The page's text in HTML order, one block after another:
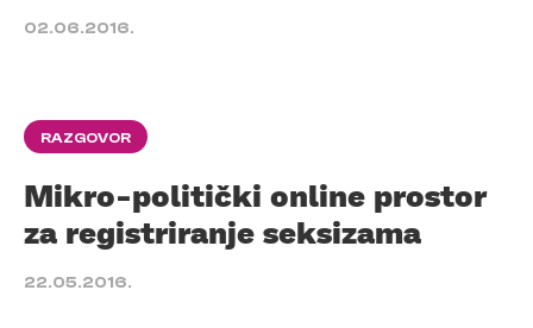
02.06.2016.
RAZGOVOR
Mikro-politički online prostor
za registriranje seksizama
22.05.2016.